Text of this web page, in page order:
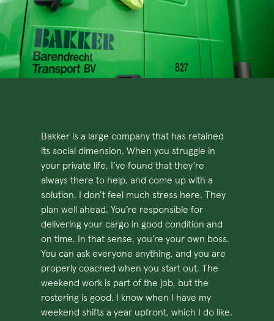
Bakker is a large company that has retained
its social dimension. When you struggle in
your private life, I’ve found that they’re
always there to help, and come up with a
solution. I don’t feel much stress here. They
plan well ahead. You’re responsible for
delivering your cargo in good condition and
on time. In that sense, you’re your own boss.
You can ask everyone anything, and you are
properly coached when you start out. The
weekend work is part of the job, but the
rostering is good. I know when I have my
weekend shifts a year upfront, which I do like.